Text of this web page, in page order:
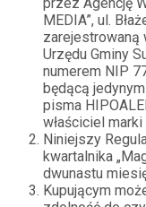
MEDIA”, ul.
zarejestrowaną
Urzędu Gminy
numerem NIP
będącą
pisma
właściciel marki
Niniejszy
kwartalnika
dwunastu
Kupującym